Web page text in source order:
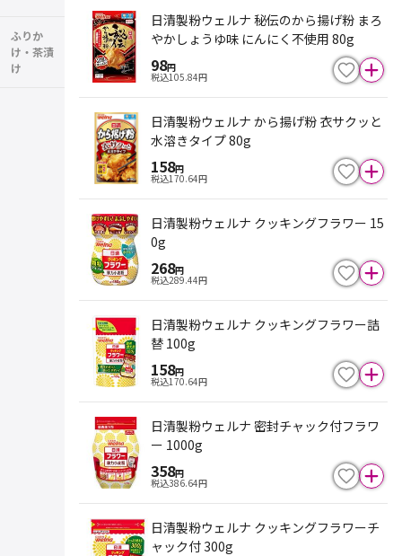
ふりか
け・茶漬
け
日清製粉ウェルナ 秘伝のから揚げ粉 まろ
やかしょうゆ味 にんにく不使用 80g
98円
税込105.84円
日清製粉ウェルナ から揚げ粉 衣サクッと
水溶きタイプ 80g
158円
税込170.64円
日清製粉ウェルナ クッキングフラワー 15
0g
268円
税込289.44円
日清製粉ウェルナ クッキングフラワー詰
替 100g
158円
税込170.64円
日清製粉ウェルナ 密封チャック付フラワ
ー 1000g
358円
税込386.64円
日清製粉ウェルナ クッキングフラワーチ
ャック付 300g